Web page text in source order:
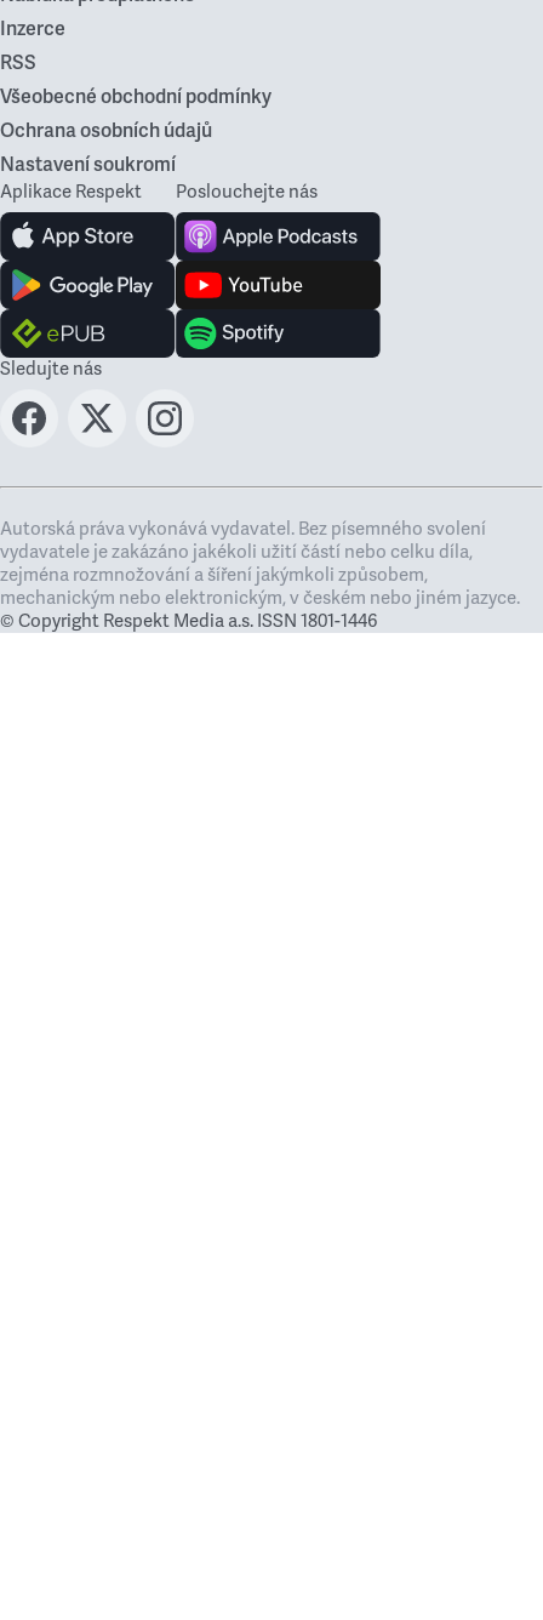
Inzerce
RSS
Všeobecné obchodní podmínky
Ochrana osobních údajů
Nastavení soukromí
Aplikace Respekt Poslouchejte nás
Sledujte nás
Autorská práva vykonává vydavatel. Bez písemného svolení
vydavatele je zakázáno jakékoli užití částí nebo celku díla,
zejména rozmnožování a šíření jakýmkoli způsobem,
mechanickým nebo elektronickým, v českém nebo jiném jazyce.
© Copyright Respekt Media a.s. ISSN 1801-1446